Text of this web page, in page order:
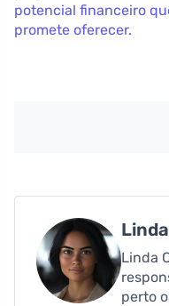
potencial financeiro
promete oferecer.
Linda
perto